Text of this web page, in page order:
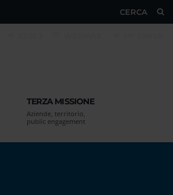
CERCA
TERZA MISSIONE
Aziende, territorio,
public engagement